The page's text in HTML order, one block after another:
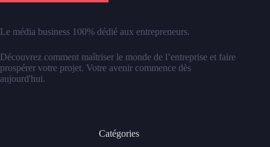
Le média business 100% dédié aux entrepreneurs.
Découvrez comment maîtriser le monde de l’entreprise et faire
prospérer votre projet. Votre avenir commence dès
aujourd'hui.
Catégories